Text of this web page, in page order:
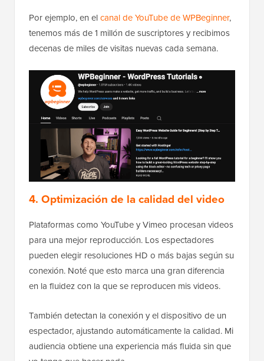
Por ejemplo, en elcanal de YouTube de WPBeginner,
tenemos más de 1 millón de suscriptores y recibimos
decenas de miles de visitas nuevas cada semana.
4. Optimización de la calidad del video
Plataformas como YouTube y Vimeo procesan videos
para una mejor reproducción. Los espectadores
pueden elegir resoluciones HD o más bajas según su
conexión. Noté que esto marca una gran diferencia
en la fluidez con la que se reproducen mis videos.
También detectan la conexión y el dispositivo de un
espectador, ajustando automáticamente la calidad. Mi
audiencia obtiene una experiencia más fluida sin que